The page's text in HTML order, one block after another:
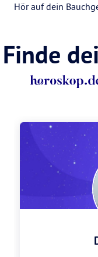
Hör auf dein
Finde